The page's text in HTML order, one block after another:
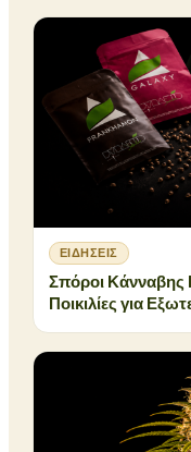
ΕΙΔΉΣΕΙΣ
Σπόροι Κάνναβης
Ποικιλίες για